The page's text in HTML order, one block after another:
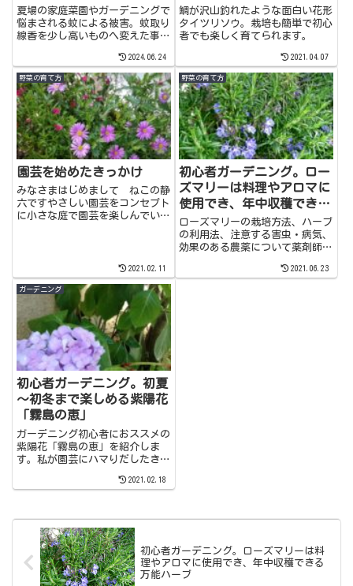
てます。
夏場の家庭菜園やガーデニングで
悩まされる蚊による被害。蚊取り
線香を少し高いものへ変えた事で
2024.06.24
栽培も簡単です。
鯛が沢山釣れたような面白い花形
タイツリソウ。栽培も簡単で初心
者でも楽しく育てられます。
2021.04.07
野菜の育て方
園芸を始めたきっかけ
みなさまはじめまして ねこの静
六ですやさしい園芸をコンセプト
に小さな庭で園芸を楽しんでいま
てくれた愛猫をイメージした花を
育てて楽しい庭を造ろう！」と
考...
2021.02.11
野菜の育て方
初心者ガーデニング。ロー
ズマリーは料理やアロマに
使用でき、年中収穫できる
万能ハーブ
ローズマリーの栽培方法、ハーブ
の利用法、注意する害虫・病気、
効果のある農薬について薬剤師の
魅力的なローズマリー栽培が見て
2021.06.23
ガーデニング
初心者ガーデニング。初夏
～初冬まで楽しめる紫陽花
「霧島の恵」
ガーデニング初心者におススメの
紫陽花「霧島の恵」を紹介しま
す。私が園芸にハマりだしたきっ
2021.02.18
初心者ガーデニング。ローズマリーは料
理やアロマに使用でき、年中収穫できる
万能ハーブ